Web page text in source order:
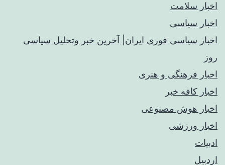
اخبار سلامت
اخبار سیاسی
اخبار سیاسی فوری ایران| آخرین خبر وتحلیل سیاسی
روز
اخبار فرهنگی و هنری
اخبار کافه خبر
اخبار هوش مصنوعی
اخبار ورزشی
ادبیات
اردبیل